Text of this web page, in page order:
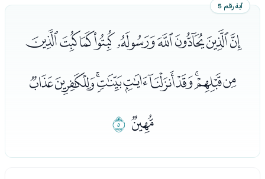
آية رقم 5
ﯘﯙﯚﯛﯜﯝﯞﯟﯠ
ﯡﯢﯣﯤﯥﯦﯧﯨﯩﯪ
ﯫ ﯬ